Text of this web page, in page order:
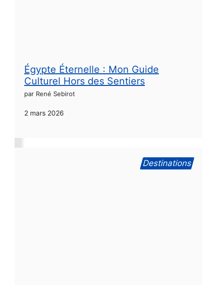
Égypte Éternelle : Mon Guide
Culturel Hors des Sentiers
par René Sebirot
2 mars 2026
Destinations